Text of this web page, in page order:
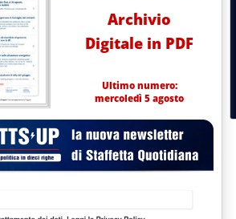
Archivio
Digitale in PDF
Ultimo numero:
mercoledì 5 agosto